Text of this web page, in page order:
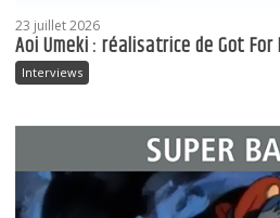
23 juillet 2026
Aoi Umeki : réalisatrice de Got
Interviews